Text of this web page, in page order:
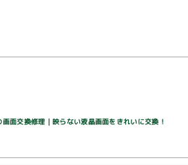
交換修理｜映らない液晶画面をきれいに交換！